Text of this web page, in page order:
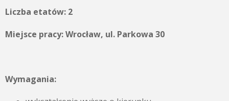
Liczba etatów: 2
Miejsce pracy: Wrocław, ul. Parkowa 30
Wymagania: